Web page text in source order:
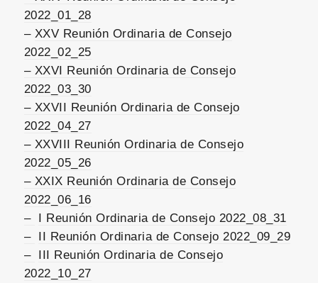
2022_01_28
– XXV Reunión Ordinaria de Consejo
2022_02_25
– XXVI Reunión Ordinaria de Consejo
2022_03_30
– XXVII Reunión Ordinaria de Consejo
2022_04_27
– XXVIII Reunión Ordinaria de Consejo
2022_05_26
– XXIX Reunión Ordinaria de Consejo
2022_06_16
– I Reunión Ordinaria de Consejo 2022_08_31
– II Reunión Ordinaria de Consejo 2022_09_29
– III Reunión Ordinaria de Consejo
2022_10_27